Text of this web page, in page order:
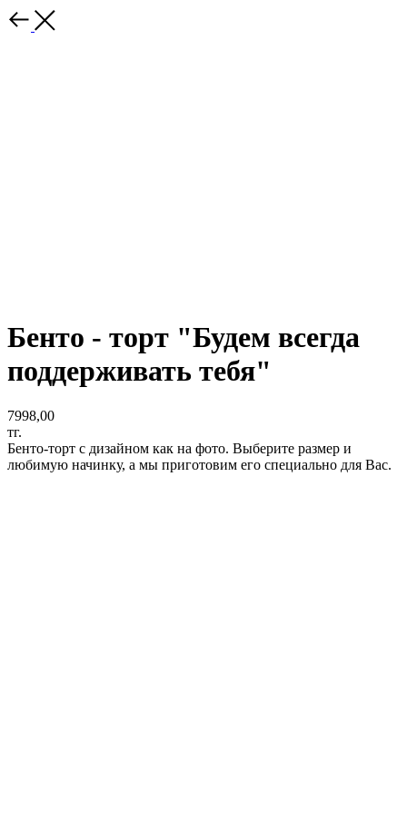
Бенто - торт "Будем всегда
поддерживать тебя"
7998,00
тг.
Бенто-торт с дизайном как на фото. Выберите размер и
любимую начинку, а мы приготовим его специально для Вас.